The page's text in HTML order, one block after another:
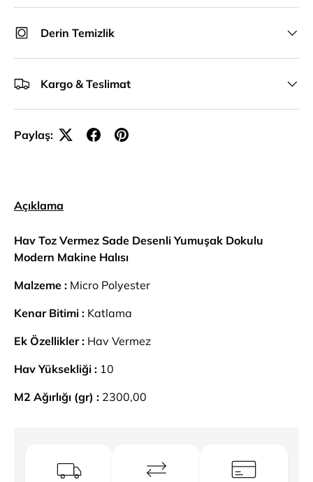
Derin Temizlik
Kargo & Teslimat
Paylaş:
Açıklama
Hav Toz Vermez Sade Desenli Yumuşak Dokulu
Modern Makine Halısı
Malzeme : Micro Polyester
Kenar Bitimi : Katlama
Ek Özellikler : Hav Vermez
Hav Yüksekliği : 10
M2 Ağırlığı (gr) : 2300,00